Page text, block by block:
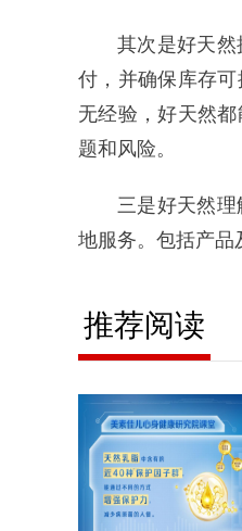
其次是好天
付，并确保库存
无经验，好天然
题和风险。
三是好天然
地服务。包括产品
推荐阅读